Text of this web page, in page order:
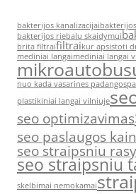
bakterijos kanalizacijai
bakterijos riebalu skaidymui
brita filtraifiltraikur apsistoti
mediniai langaimediniai langai
nuo kada vasarines padangos
plastikiniai langai vilniuje
seo optimizavimas
seo paslaugos
seo straipsniu
seo straipsniu
skelbimai nemokamai